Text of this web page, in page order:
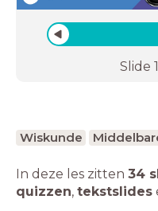
Slide 1
Wiskunde
In deze les zitten 34
quizzen, tekstslides